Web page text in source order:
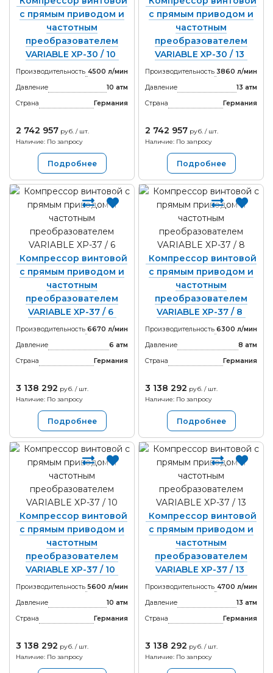
с прямым приводом и
частотным
преобразователем
VARIABLE XP-30 / 10
Производительность 4500 л/мин
Давление
10 атм
Страна
Германия
2 742 957 руб. / шт.
Наличие: По запросу
Подробнее
с прямым приводом и
частотным
преобразователем
VARIABLE XP-30 / 13
Производительность 3860 л/мин
Давление
13 атм
Страна
Германия
2 742 957 руб. / шт.
Наличие: По запросу
Подробнее
Компрессор винтовой
с прямым приводом и
частотным
преобразователем
VARIABLE XP-37 / 6
Производительность 6670 л/мин
Давление
6 атм
Страна
Германия
3 138 292 руб. / шт.
Наличие: По запросу
Подробнее
Компрессор винтовой
с прямым приводом и
частотным
преобразователем
VARIABLE XP-37 / 8
Производительность 6300 л/мин
Давление
8 атм
Страна
Германия
3 138 292 руб. / шт.
Наличие: По запросу
Подробнее
Компрессор винтовой
с прямым приводом и
частотным
преобразователем
VARIABLE XP-37 / 10
Производительность 5600 л/мин
Давление
10 атм
Страна
Германия
3 138 292 руб. / шт.
Наличие: По запросу
Компрессор винтовой
с прямым приводом и
частотным
преобразователем
VARIABLE XP-37 / 13
Производительность 4700 л/мин
Давление
13 атм
Страна
Германия
3 138 292 руб. / шт.
Наличие: По запросу